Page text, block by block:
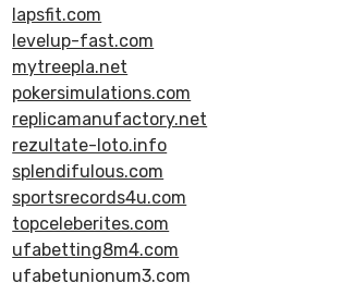
lapsfit.com
levelup-fast.com
mytreepla.net
pokersimulations.com
replicamanufactory.net
rezultate-loto.info
splendifulous.com
sportsrecords4u.com
topceleberites.com
ufabetting8m4.com
ufabetunionum3.com